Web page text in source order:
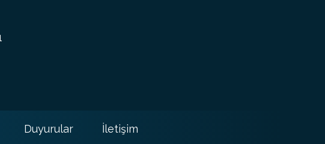
Duyurular İletişim